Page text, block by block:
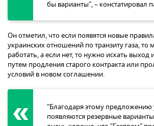
бы варианты", – констатировал
Он отметил, что если появятся новые
украинских отношений по транзиту газа,
работать, а если нет, то нужно искать выход
путем продления старого контракта или
условий в новом соглашении.
"Благодаря этому предложению
появляются резервные